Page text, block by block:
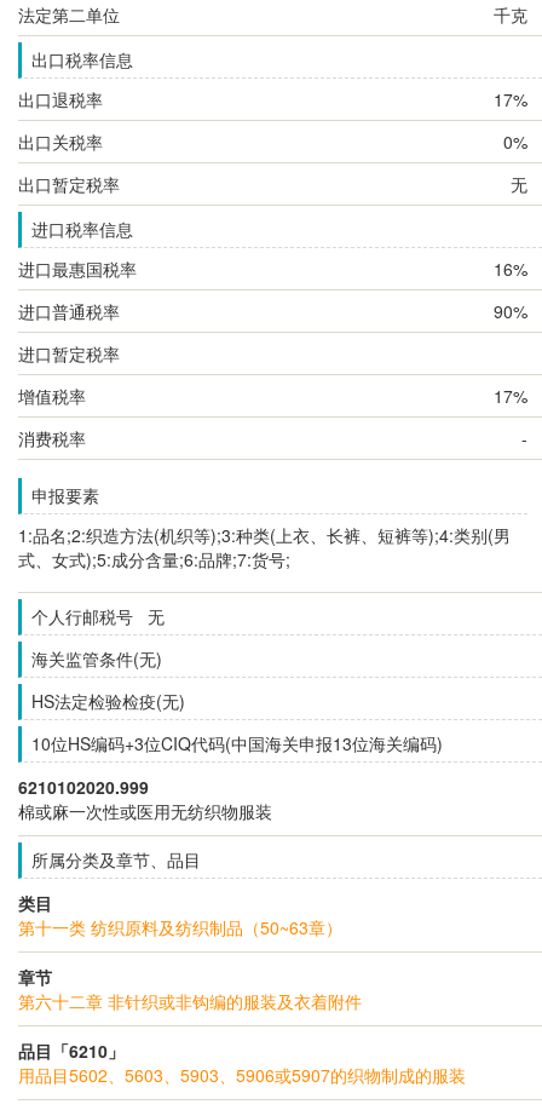
法定第二单位
千克
出口税率信息
出口退税率
17%
出口关税率
0%
出口暂定税率
无
进口税率信息
进口最惠国税率
16%
进口普通税率
90%
进口暂定税率
增值税率
17%
消费税率
-
申报要素
1:品名;2:织造方法(机织等);3:种类(上衣、长裤、短裤等);4:类别(男
式、女式);5:成分含量;6:品牌;7:货号;
个人行邮税号 无
海关监管条件(无)
HS法定检验检疫(无)
10位HS编码+3位CIQ代码(中国海关申报13位海关编码)
6210102020.999
棉或麻一次性或医用无纺织物服装
所属分类及章节、品目
类目
第十一类 纺织原料及纺织制品（50~63章）
章节
第六十二章 非针织或非钩编的服装及衣着附件
品目「6210」
用品目5602、5603、5903、5906或5907的织物制成的服装